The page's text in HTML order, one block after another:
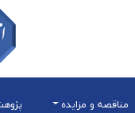
مناقصه و مزایده